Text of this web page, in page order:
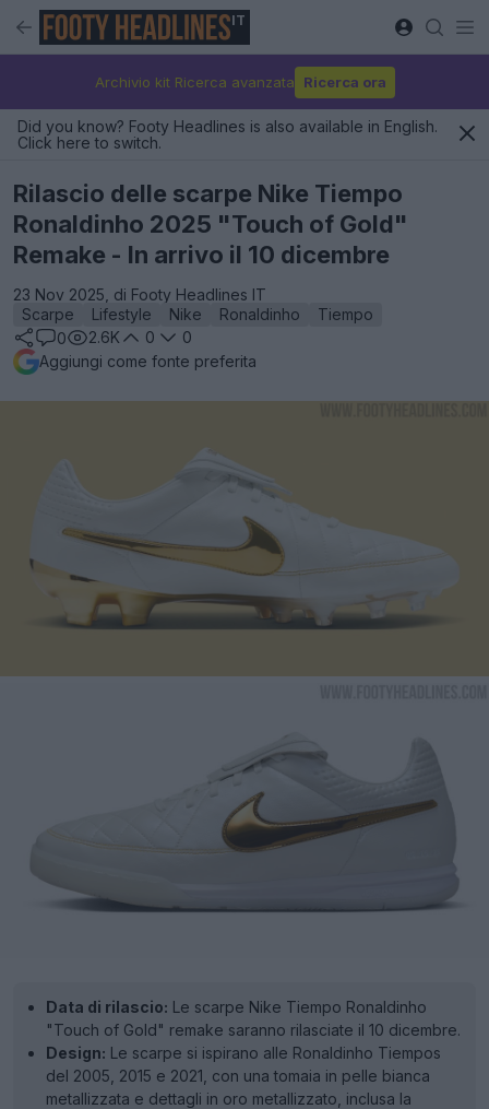
IT
Archivio kit Ricerca avanzata Ricerca ora
Did you know? Footy Headlines is also available in English.
Click here to switch.
Rilascio delle scarpe Nike Tiempo
Ronaldinho 2025 "Touch of Gold"
Remake - In arrivo il 10 dicembre
23 Nov 2025, di Footy Headlines IT
Scarpe
Lifestyle Nike Ronaldinho
Tiempo
0
2.6K 0
0
Aggiungi come fonte preferita
Data di rilascio: Le scarpe Nike Tiempo Ronaldinho
"Touch of Gold" remake saranno rilasciate il 10 dicembre.
Design: Le scarpe si ispirano alle Ronaldinho Tiempos
del 2005, 2015 e 2021, con una tomaia in pelle bianca
metallizzata e dettagli in oro metallizzato, inclusa la